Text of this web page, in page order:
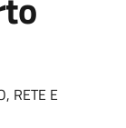
RETE E